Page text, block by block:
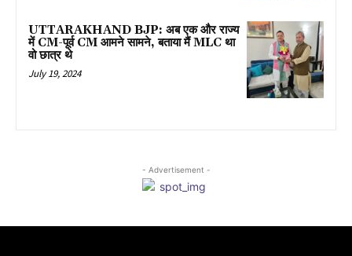
UTTARAKHAND BJP: अब एक और राज्य
में CM-पूर्व CM आमने सामने, बताया मैं MLC था
वो छात्र थे
July 19, 2024
- Advertisement -